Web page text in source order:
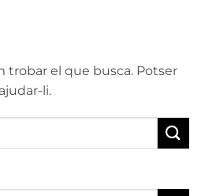
trobar el que busca. Potser
li.